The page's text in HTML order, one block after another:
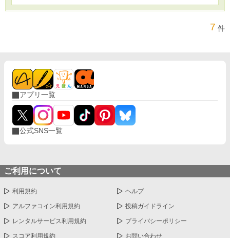
7 件
アプリ一覧
公式SNS一覧
ご利用について
利用規約 ヘルプ
アルファコイン利用規約 投稿ガイドライン
レンタルサービス利用規約 プライバシーポリシー
スコア利用規約 お問い合わせ